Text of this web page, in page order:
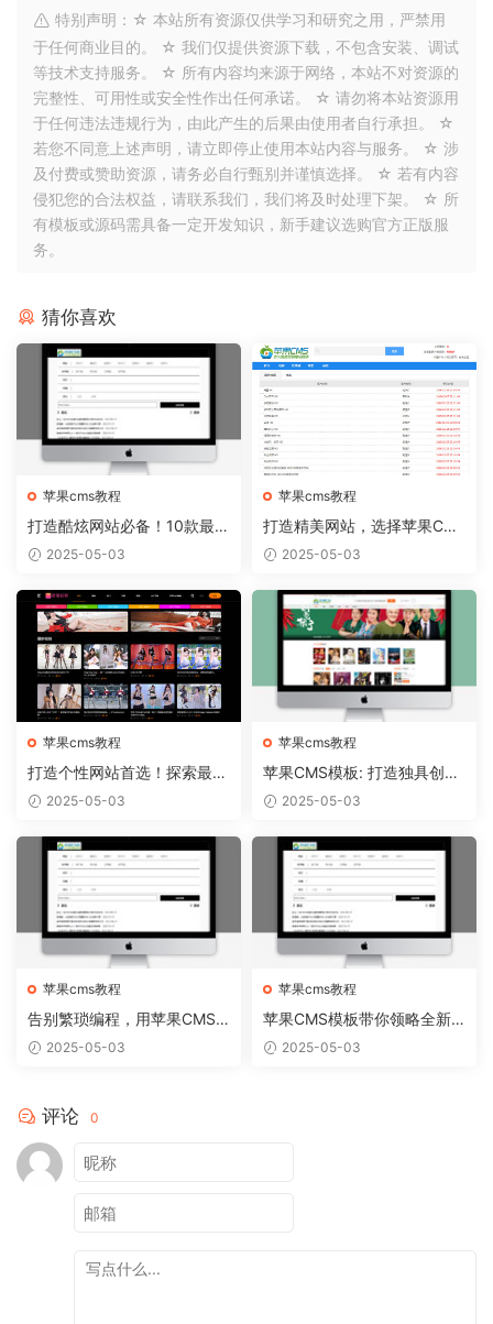
特别声明：☆ 本站所有资源仅供学习和研究之用，严禁用
于任何商业目的。 ☆ 我们仅提供资源下载，不包含安装、调试
等技术支持服务。 ☆ 所有内容均来源于网络，本站不对资源的
完整性、可用性或安全性作出任何承诺。 ☆ 请勿将本站资源用
于任何违法违规行为，由此产生的后果由使用者自行承担。 ☆
若您不同意上述声明，请立即停止使用本站内容与服务。 ☆ 涉
及付费或赞助资源，请务必自行甄别并谨慎选择。 ☆ 若有内容
侵犯您的合法权益，请联系我们，我们将及时处理下架。 ☆ 所
有模板或源码需具备一定开发知识，新手建议选购官方正版服
务。
猜你喜欢
苹果cms教程
打造酷炫网站必备！10款最热
门的苹果CMS模板推荐
2025-05-03
苹果cms教程
打造精美网站，选择苹果CM
S模板从容实现
2025-05-03
苹果cms教程
打造个性网站首选！探索最新
苹果CMS模板趋势
2025-05-03
苹果cms教程
苹果CMS模板: 打造独具创意
的个人博客！
2025-05-03
苹果cms教程
告别繁琐编程，用苹果CMS
模板轻松搭建个性网站
2025-05-03
苹果cms教程
苹果CMS模板带你领略全新
网站视觉盛宴
2025-05-03
评论 0